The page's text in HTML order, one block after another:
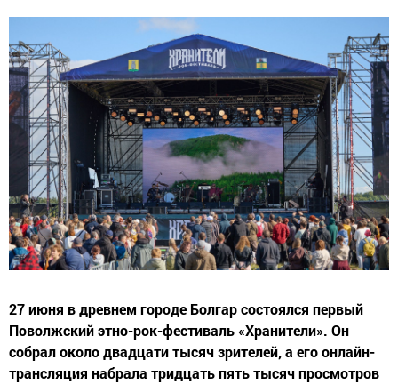
27 июня в древнем городе Болгар состоялся первый
Поволжский этно-рок-фестиваль «Хранители». Он
собрал около двадцати тысяч зрителей, а его онлайн-
трансляция набрала тридцать пять тысяч просмотров